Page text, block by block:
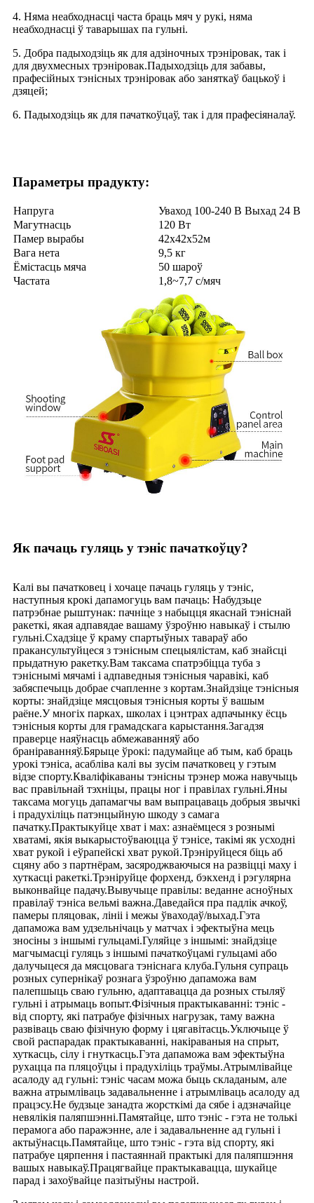
4. Няма неабходнасці часта браць мяч у рукі, няма
неабходнасці ў таварышах па гульні.
5. Добра падыходзіць як для адзіночных трэніровак, так і
для двухмесных трэніровак.Падыходзіць для забавы,
прафесійных тэнісных трэніровак або заняткаў бацькоў і
дзяцей;
6. Падыходзіць як для пачаткоўцаў, так і для прафесіяналаў.
Параметры прадукту:
Напруга
Уваход 100-240 В Выхад 24 В
Магутнасць
120 Вт
Памер вырабы
42х42х52м
Вага нета
9,5 кг
Ёмістасць мяча
50 шароў
Частата
1,8~7,7 с/мяч
Як пачаць гуляць у тэніс пачаткоўцу?
Калі вы пачатковец і хочаце пачаць гуляць у тэніс,
наступныя крокі дапамогуць вам пачаць: Набудзьце
патрэбнае рыштунак: пачніце з набыцця якаснай тэніснай
ракеткі, якая адпавядае вашаму ўзроўню навыкаў і стылю
гульні.Схадзіце ў краму спартыўных тавараў або
пракансультуйцеся з тэнісным спецыялістам, каб знайсці
прыдатную ракетку.Вам таксама спатрэбіцца туба з
тэніснымі мячамі і адпаведныя тэнісныя чаравікі, каб
забяспечыць добрае счапленне з кортам.Знайдзіце тэнісныя
корты: знайдзіце мясцовыя тэнісныя корты ў вашым
раёне.У многіх парках, школах і цэнтрах адпачынку ёсць
тэнісныя корты для грамадскага карыстання.Загадзя
праверце наяўнасць абмежаванняў або
браніраванняў.Бярыце ўрокі: падумайце аб тым, каб браць
урокі тэніса, асабліва калі вы зусім пачатковец у гэтым
відзе спорту.Кваліфікаваны тэнісны трэнер можа навучыць
вас правільнай тэхніцы, працы ног і правілах гульні.Яны
таксама могуць дапамагчы вам выпрацаваць добрыя звычкі
і прадухіліць патэнцыйную шкоду з самага
пачатку.Практыкуйце хват і мах: азнаёмцеся з рознымі
хватамі, якія выкарыстоўваюцца ў тэнісе, такімі як усходні
хват рукой і еўрапейскі хват рукой.Трэніруйцеся біць аб
сцяну або з партнёрам, засяроджваючыся на развіцці маху і
хуткасці ракеткі.Трэніруйце форхенд, бэкхенд і рэгулярна
выконвайце падачу.Вывучыце правілы: веданне асноўных
правілаў тэніса вельмі важна.Даведайся пра падлік ачкоў,
памеры пляцовак, лініі і межы ўваходаў/выхад.Гэта
дапаможа вам удзельнічаць у матчах і эфектыўна мець
зносіны з іншымі гульцамі.Гуляйце з іншымі: знайдзіце
магчымасці гуляць з іншымі пачаткоўцамі гульцамі або
далучыцеся да мясцовага тэніснага клуба.Гульня супраць
розных супернікаў рознага ўзроўню дапаможа вам
палепшыць сваю гульню, адаптавацца да розных стыляў
гульні і атрымаць вопыт.Фізічныя практыкаванні: тэніс -
від спорту, які патрабуе фізічных нагрузак, таму важна
развіваць сваю фізічную форму і цягавітасць.Уключыце ў
свой распарадак практыкаванні, накіраваныя на спрыт,
хуткасць, сілу і гнуткасць.Гэта дапаможа вам эфектыўна
рухацца па пляцоўцы і прадухіліць траўмы.Атрымлівайце
асалоду ад гульні: тэніс часам можа быць складаным, але
важна атрымліваць задавальненне і атрымліваць асалоду ад
працэсу.Не будзьце занадта жорсткімі да сябе і адзначайце
невялікія паляпшэнні.Памятайце, што тэніс - гэта не толькі
перамога або паражэнне, але і задавальненне ад гульні і
актыўнасць.Памятайце, што тэніс - гэта від спорту, які
патрабуе цярпення і пастаяннай практыкі для паляпшэння
вашых навыкаў.Працягвайце практыкавацца, шукайце
парад і захоўвайце пазітыўны настрой.